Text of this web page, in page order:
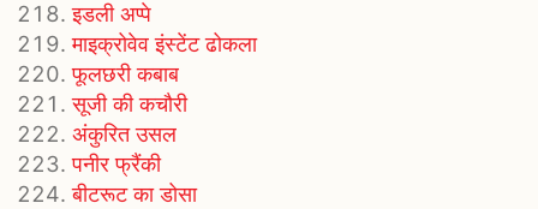
इडली अप्पे
माइक्रोवेव इंस्टेंट ढोकला
फूलछरी कबाब
सूजी की कचौरी
अंकुरित उसल
पनीर फ्रैंकी
बीटरूट का डोसा